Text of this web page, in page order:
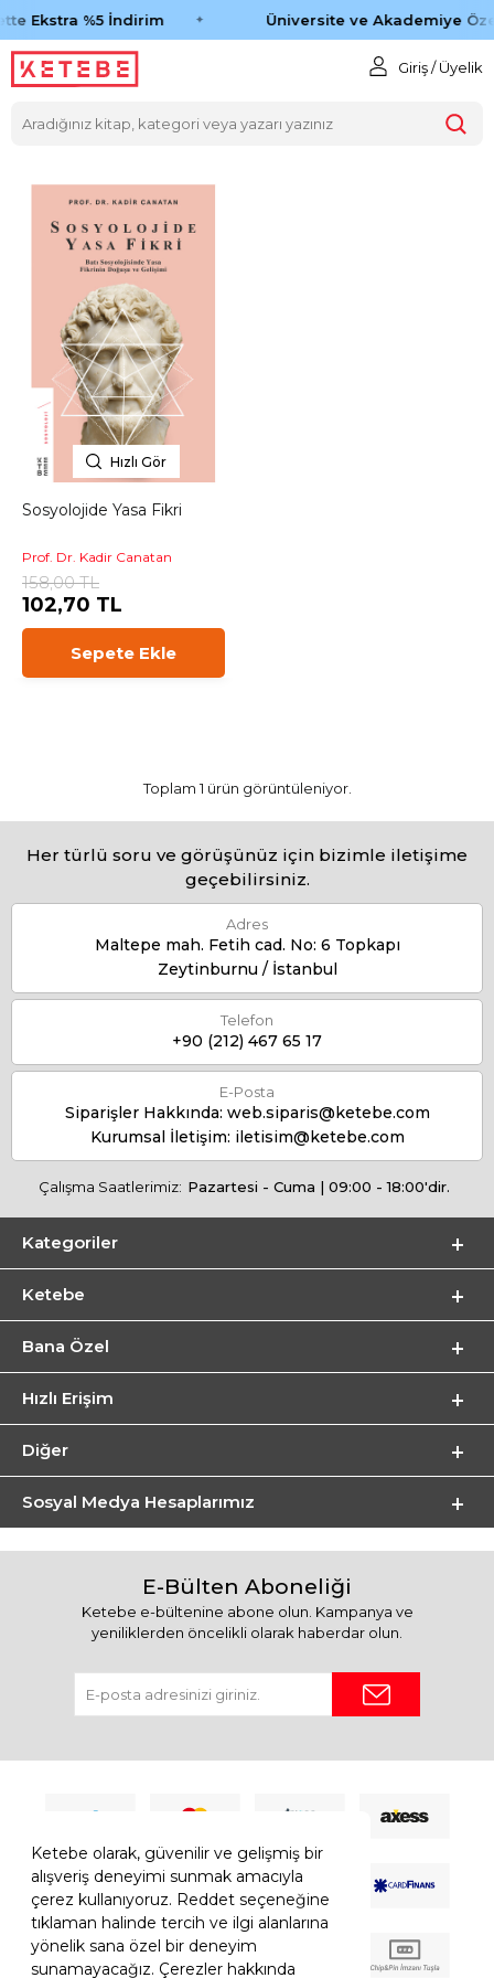
Ketebe olarak, güvenilir ve gelişmiş bir
alışveriş deneyimi sunmak amacıyla
çerez kullanıyoruz. Reddet seçeneğine
tıklaman halinde tercih ve ilgi alanlarına
yönelik sana özel bir deneyim
sunamayacağız. Çerezler hakkında
Ekstra %5 İndirim Üniversite ve Akademiye
Giriş / Üyelik
Hızlı Gör
Sosyolojide Yasa Fikri
Prof. Dr. Kadir Canatan
158,00 TL
102,70 TL
Sepete Ekle
Toplam 1 ürün görüntüleniyor.
Her türlü soru ve görüşünüz için bizimle iletişime
geçebilirsiniz.
Adres
Maltepe mah. Fetih cad. No: 6 Topkapı
Zeytinburnu / İstanbul
Telefon
+90 (212) 467 65 17
E-Posta
Siparişler Hakkında: web.siparis@ketebe.com
Kurumsal İletişim: iletisim@ketebe.com
Çalışma Saatlerimiz: Pazartesi - Cuma | 09:00 - 18:00'dir.
Kategoriler
Ketebe
Bana Özel
Hızlı Erişim
Diğer
Sosyal Medya Hesaplarımız
E-Bülten Aboneliği
Ketebe e-bültenine abone olun. Kampanya ve
yeniliklerden öncelikli olarak haberdar olun.